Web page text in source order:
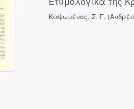
Καψωμένος, Σ. Γ. (